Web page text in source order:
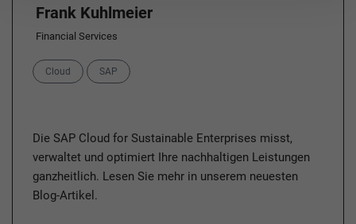
Frank Kuhlmeier
Financial Services
Categories
Cloud SAP
Die SAP Cloud for Sustainable Enterprises misst,
verwaltet und optimiert Ihre nachhaltigen Leistungen
ganzheitlich. Lesen Sie mehr in unserem neuesten
Blog-Artikel.